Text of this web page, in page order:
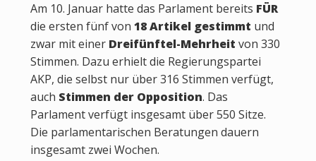
Am 10. Januar hatte das Parlament bereits FÜR
die ersten fünf von 18 Artikel gestimmt und
zwar mit einerDreifünftel-Mehrheit von 330
Stimmen. Dazu erhielt die Regierungspartei
AKP, die selbst nur über 316 Stimmen verfügt,
auch Stimmen der Opposition. Das
Parlament verfügt insgesamt über 550 Sitze.
Die parlamentarischen Beratungen dauern
insgesamt zwei Wochen.